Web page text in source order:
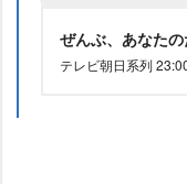
ぜんぶ、あなた
テレビ朝日系列